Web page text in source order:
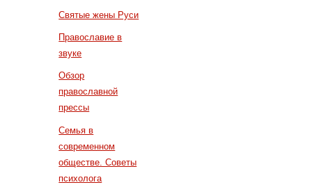
Святые жены Руси
Православие в
звуке
Обзор
православной
прессы
Семья в
современном
обществе. Советы
психолога